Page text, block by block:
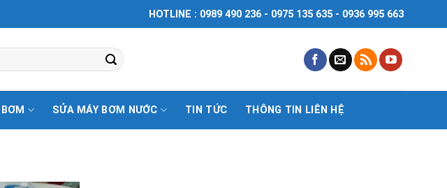
HOTLINE : 0989 490 236 - 0975 135 635 - 0936 995 663
SỬA MÁY BƠM NƯỚC TIN TỨC THÔNG TIN LIÊN HỆ